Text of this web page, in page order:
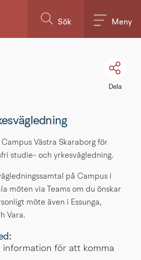
Sök Meny
Dela
Västra Skaraborg för
studie- och yrkesvägledning.
på Campus i
möten via Teams om du önskar
möte även i Essunga,
Vara.
information för att komma